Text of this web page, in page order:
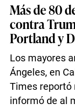
Más de 80
contra
Portland y
Los mayores
Ángeles, en
Times reportó
informó de al